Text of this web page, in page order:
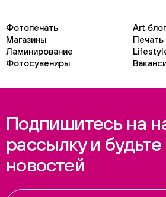
Фотопечать
Art блог
Магазины
Печать
Ламинирование
Фотосувениры
Подпишитесь на
рассылку и
новостей